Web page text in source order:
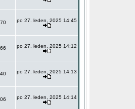
po 27. leden, 2025 14:45
po 27. leden, 2025 14:12
po 27. leden, 2025 14:13
po 27. leden, 2025 14:14